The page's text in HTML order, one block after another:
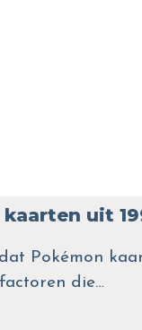
uit
Pokémon
die…